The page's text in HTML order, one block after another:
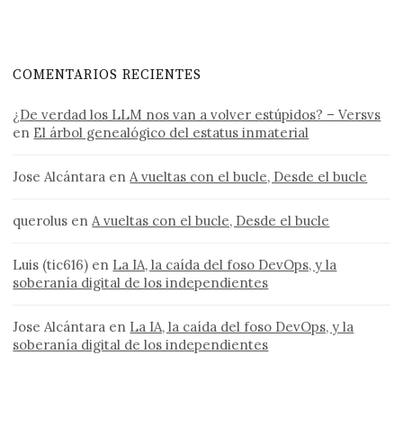
COMENTARIOS RECIENTES
¿De verdad los LLM nos van a volver estúpidos? – Versvs
en El árbol genealógico del estatus inmaterial
Jose Alcántara enA vueltas con el bucle, Desde el bucle
querolus enA vueltas con el bucle, Desde el bucle
Luis (tic616) en La IA, la caída del foso DevOps, y la
soberanía digital de los independientes
Jose Alcántara en La IA, la caída del foso DevOps, y la
soberanía digital de los independientes